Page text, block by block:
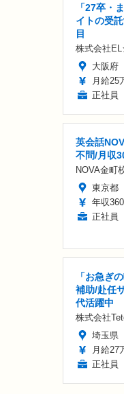
「27卒・
イトの受
目
株式会社EL
大阪府
月給25
正社員
英会話
不問/月収
NOVA金町
東京都
年収
正社員
「お急ぎ
補助/赴任
代活躍中
株式会社
埼玉県
月給27
正社員